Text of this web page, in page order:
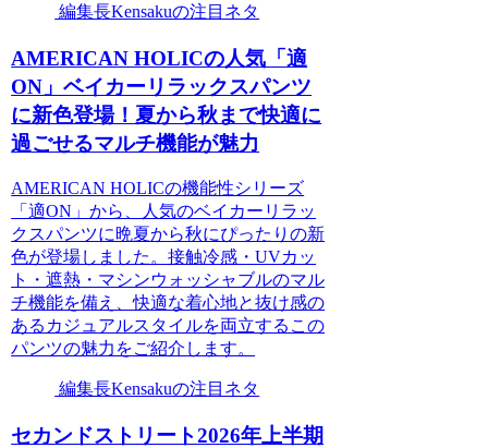
編集長Kensakuの注目ネタ
AMERICAN HOLICの人気「適
ON」ベイカーリラックスパンツ
に新色登場！夏から秋まで快適に
過ごせるマルチ機能が魅力
AMERICAN HOLICの機能性シリーズ
「適ON」から、人気のベイカーリラッ
クスパンツに晩夏から秋にぴったりの新
色が登場しました。接触冷感・UVカッ
ト・遮熱・マシンウォッシャブルのマル
チ機能を備え、快適な着心地と抜け感の
あるカジュアルスタイルを両立するこの
パンツの魅力をご紹介します。
編集長Kensakuの注目ネタ
セカンドストリート2026年上半期